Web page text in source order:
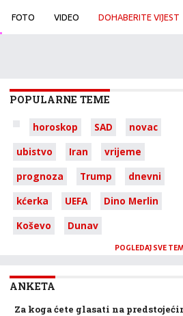
FOTO VIDEO DOHABERITE VIJEST
POPULARNE TEME
horoskop SAD
novac
ubistvo
Iran
vrijeme
prognoza
Trump
dnevni
kćerka
UEFA
Dino Merlin
Koševo
Dunav
POGLEDAJ SVE
ANKETA
Za koga ćete glasati na